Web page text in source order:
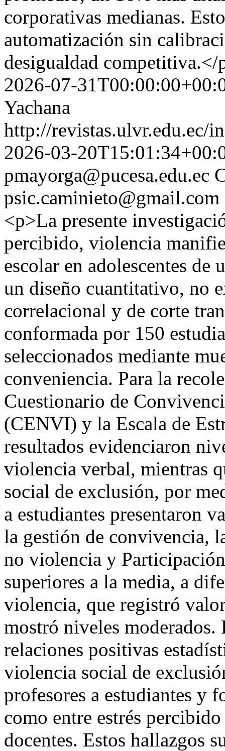
corporativas medianas.
automatización sin
desigualdad competitiva.</
2026-07-
Yachana
http://revistas.ulvr.edu.ec/
2026-03-
pmayorga@pucesa.edu.ec
psic.caminieto@gmail.com
<p>La presente
percibido, violencia
escolar en adolescentes
un diseño cuantitativo, no
correlacional y de corte
conformada por 150
seleccionados mediante
conveniencia. Para la
Cuestionario de
(CENVI) y la Escala de
resultados evidenciaron
violencia verbal, mientras
social de exclusión, por
a estudiantes presentaron
la gestión de convivencia,
no violencia y
superiores a la media, a
violencia, que registró
mostró niveles
relaciones positivas
violencia social de
profesores a estudiantes y
como entre estrés
docentes. Estos hallazgos